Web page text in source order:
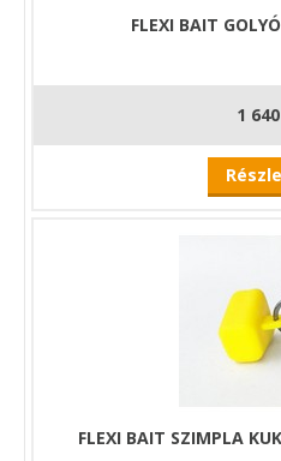
FLEXI BAIT
1
FLEXI BAIT SZIMPLA